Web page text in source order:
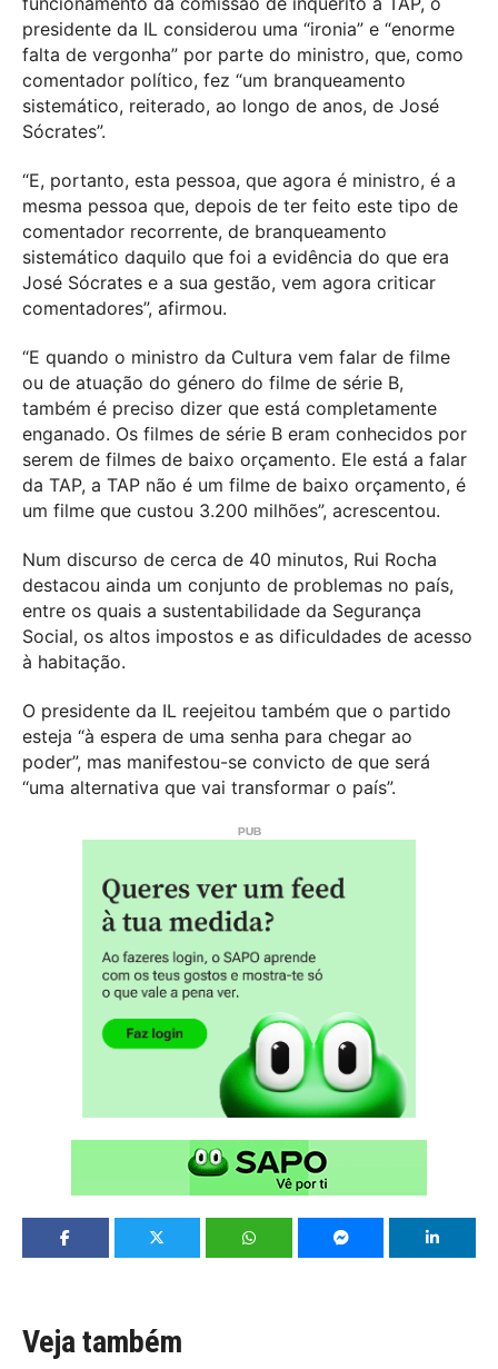
presidente da IL considerou uma “ironia” e “enorme
falta de vergonha” por parte do ministro, que, como
comentador político, fez “um branqueamento
sistemático, reiterado, ao longo de anos, de José
Sócrates”.
“E, portanto, esta pessoa, que agora é ministro, é a
mesma pessoa que, depois de ter feito este tipo de
comentador recorrente, de branqueamento
sistemático daquilo que foi a evidência do que era
José Sócrates e a sua gestão, vem agora criticar
comentadores”, afirmou.
“E quando o ministro da Cultura vem falar de filme
ou de atuação do género do filme de série B,
também é preciso dizer que está completamente
enganado. Os filmes de série B eram conhecidos por
serem de filmes de baixo orçamento. Ele está a falar
da TAP, a TAP não é um filme de baixo orçamento, é
um filme que custou 3.200 milhões”, acrescentou.
Num discurso de cerca de 40 minutos, Rui Rocha
destacou ainda um conjunto de problemas no país,
entre os quais a sustentabilidade da Segurança
Social, os altos impostos e as dificuldades de acesso
à habitação.
O presidente da IL reejeitou também que o partido
esteja “à espera de uma senha para chegar ao
poder”, mas manifestou-se convicto de que será
“uma alternativa que vai transformar o país”.
Veja também